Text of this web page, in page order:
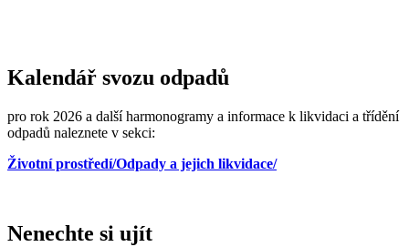
Kalendář svozu odpadů
pro rok 2026 a další harmonogramy a informace k likvidaci a třídění
odpadů naleznete v sekci:
Životní prostředí/Odpady a jejich likvidace/
Nenechte si ujít